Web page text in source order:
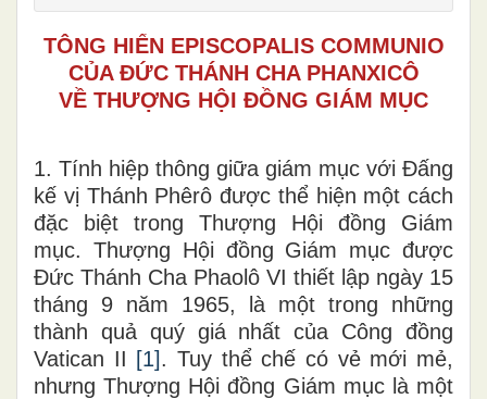
TÔNG HIẾN EPISCOPALIS COMMUNIO
CỦA ĐỨC THÁNH CHA PHANXICÔ
VỀ THƯỢNG HỘI ĐỒNG GIÁM MỤC
1. Tính hiệp thông giữa giám mục với Đấng
kế vị Thánh Phêrô được thể hiện một cách
đặc biệt trong Thượng Hội đồng Giám
mục. Thượng Hội đồng Giám mục được
Đức Thánh Cha Phaolô VI thiết lập ngày 15
tháng 9 năm 1965, là một trong những
thành quả quý giá nhất của Công đồng
Vatican II [1]. Tuy thể chế có vẻ mới mẻ,
nhưng Thượng Hội đồng Giám mục là một